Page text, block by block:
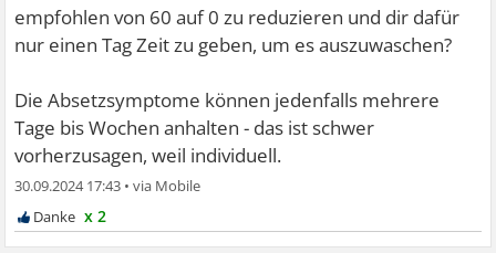
empfohlen von 60 auf 0 zu reduzieren und dir dafür
nur einen Tag Zeit zu geben, um es auszuwaschen?
Die Absetzsymptome können jedenfalls mehrere
Tage bis Wochen anhalten - das ist schwer
vorherzusagen, weil individuell.
30.09.2024 17:43 •
x 2